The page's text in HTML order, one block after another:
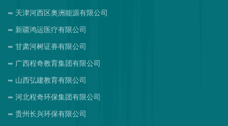
天津河西区奥洲能源有限公司
新疆鸿运医疗有限公司
甘肃河树证券有限公司
广西程奇教育集团有限公司
山西弘建教育有限公司
河北程奇环保集团有限公司
贵州长兴环保有限公司